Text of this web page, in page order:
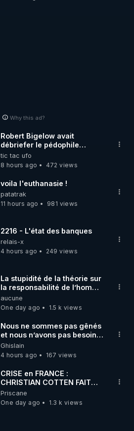
Why this ad?
Robert Bigelow avait
débriefer le pédophile
génocidaire de donald j
trump
tic tac ufo
8 hours ago
472 views
voila l'euthanasie !
patatrak
11 hours ago
981 views
2216 - L'état des banques
relais-x
4 hours ago
249 views
La stupidité de la théorie sur
la responsabilité de l’homme
concernant le dioxyde de
carbone.
aucune
One day ago
1.5 k views
Nous ne sommes pas gênés
et nous n’avons pas besoin
de nous excuser ! #jw
#jehovah #collegecentral
Ghislain
4 hours ago
167 views
CRISE en FRANCE :
CHRISTIAN COTTEN FAIT
une étrange découverte
Priscane
One day ago
1.3 k views